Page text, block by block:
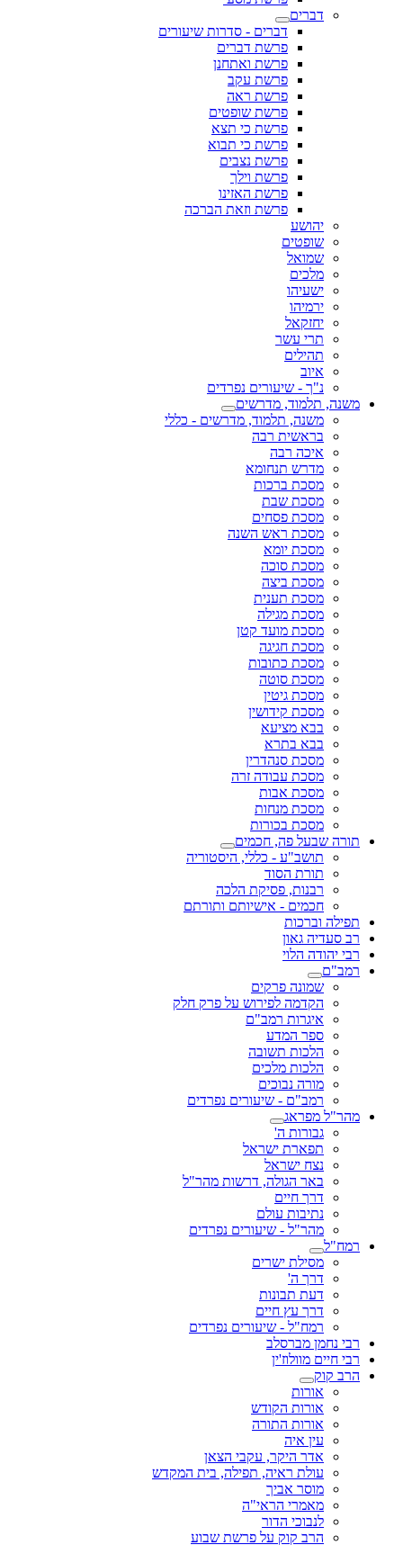
דברים
דברים - סדרות שיעורים
פרשת דברים
פרשת ואתחנן
פרשת עקב
פרשת ראה
פרשת שופטים
פרשת כי תצא
פרשת כי תבוא
פרשת נצבים
פרשת וילך
פרשת האזינו
פרשת וזאת הברכה
יהושע
שופטים
שמואל
מלכים
ישעיהו
ירמיהו
יחזקאל
תרי עשר
תהילים
איוב
נ"ך - שיעורים נפרדים
משנה, תלמוד, מדרשים
משנה, תלמוד, מדרשים - כללי
בראשית רבה
איכה רבה
מדרש תנחומא
מסכת ברכות
מסכת שבת
מסכת פסחים
מסכת ראש השנה
מסכת יומא
מסכת סוכה
מסכת ביצה
מסכת תענית
מסכת מגילה
מסכת מועד קטן
מסכת חגיגה
מסכת כתובות
מסכת סוטה
מסכת גיטין
מסכת קידושין
בבא מציעא
בבא בתרא
מסכת סנהדרין
מסכת עבודה זרה
מסכת אבות
מסכת מנחות
מסכת בכורות
תורה שבעל פה, חכמים
תושב"ע - כללי, היסטוריה
תורת הסוד
רבנות, פסיקת הלכה
חכמים - אישיותם ותורתם
תפילה וברכות
רב סעדיה גאון
רבי יהודה הלוי
רמב"ם
שמונה פרקים
הקדמה לפירוש על פרק חלק
איגרות רמב"ם
ספר המדע
הלכות תשובה
הלכות מלכים
מורה נבוכים
רמב"ם - שיעורים נפרדים
מהר"ל מפראג
גבורות ה'
תפארת ישראל
נצח ישראל
באר הגולה, דרשות מהר"ל
דרך חיים
נתיבות עולם
מהר"ל - שיעורים נפרדים
רמח"ל
מסילת ישרים
דרך ה'
דעת תבונות
דרך עץ חיים
רמח"ל - שיעורים נפרדים
רבי נחמן מברסלב
רבי חיים מוולוז'ין
הרב קוק
אורות
אורות הקודש
אורות התורה
עין איה
אדר היקר, עקבי הצאן
עולת ראיה, תפילה, בית המקדש
מוסר אביך
מאמרי הראי"ה
לנבוכי הדור
הרב קוק על פרשת שבוע